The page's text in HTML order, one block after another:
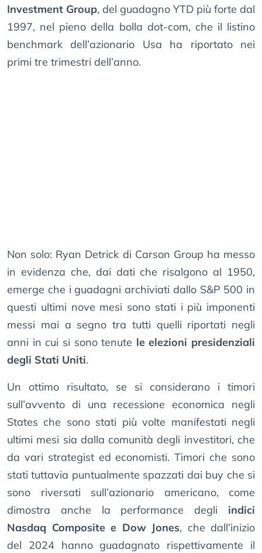
Investment Group, del guadagno YTD più forte dal
1997, nel pieno della bolla dot-com, che il listino
benchmark dell’azionario Usa ha riportato nei
primi tre trimestri dell’anno.
Non solo: Ryan Detrick di Carson Group ha messo
in evidenza che, dai dati che risalgono al 1950,
emerge che i guadagni archiviati dallo S&P 500 in
questi ultimi nove mesi sono stati i più imponenti
messi mai a segno tra tutti quelli riportati negli
anni in cui si sono tenute le elezioni presidenziali
degli Stati Uniti.
Un ottimo risultato, se si considerano i timori
sull’avvento di una recessione economica negli
States che sono stati più volte manifestati negli
ultimi mesi sia dalla comunità degli investitori, che
da vari strategist ed economisti. Timori che sono
stati tuttavia puntualmente spazzati dai buy che si
sono riversati sull’azionario americano, come
dimostra anche la performance degli indici
Nasdaq Composite e Dow Jones, che dall’inizio
del 2024 hanno guadagnato rispettivamente il